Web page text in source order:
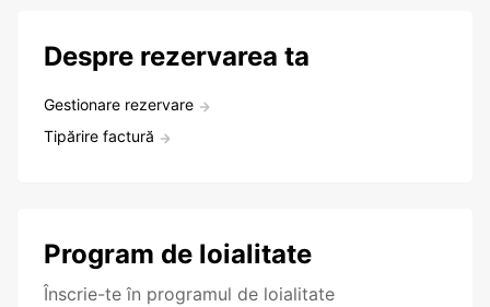
Despre rezervarea ta
Gestionare rezervare
Tipărire factură
Program de loialitate
Înscrie-te în programul de loialitate